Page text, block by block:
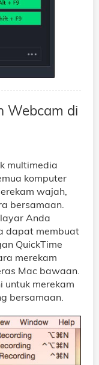
Webcam di
multimedia
komputer
wajah,
bersamaan.
Anda
dapat membuat
QuickTime
merekam
Mac bawaan.
untuk merekam
bersamaan.